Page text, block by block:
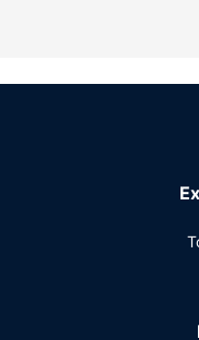
de fitness aberta 24
dMagnuson Grand
da melhor forma com